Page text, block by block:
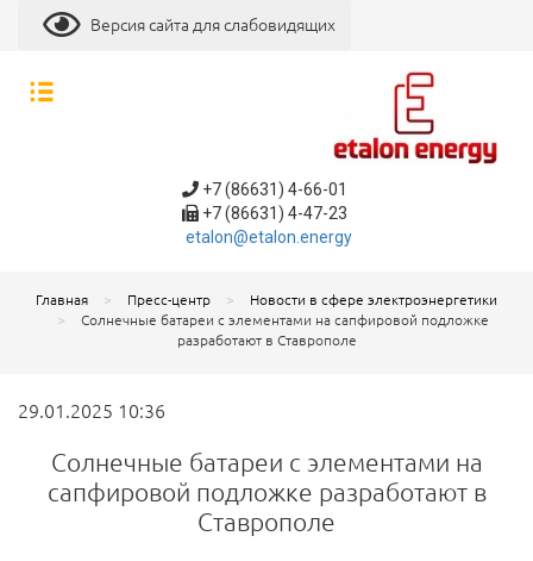
Версия сайта для слабовидящих
+7 (86631) 4-66-01
+7 (86631) 4-47-23
etalon@etalon.energy
Главная Пресс-центр
Новости в сфере электроэнергетики
Солнечные батареи с элементами на сапфировой подложке
разработают в Ставрополе
29.01.2025 10:36
Солнечные батареи с элементами на
сапфировой подложке разработают в
Ставрополе